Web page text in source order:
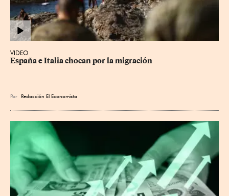
VIDEO
España e Italia chocan por la migración
Por Redacción El Economista